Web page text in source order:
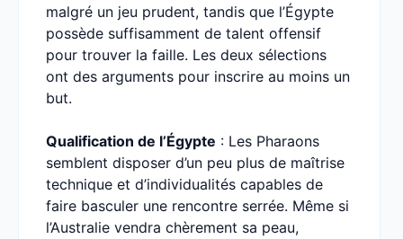
malgré un jeu prudent, tandis que l’Égypte
possède suffisamment de talent offensif
pour trouver la faille. Les deux sélections
ont des arguments pour inscrire au moins un
but.
Qualification de l’Égypte : Les Pharaons
semblent disposer d’un peu plus de maîtrise
technique et d’individualités capables de
faire basculer une rencontre serrée. Même si
l’Australie vendra chèrement sa peau,